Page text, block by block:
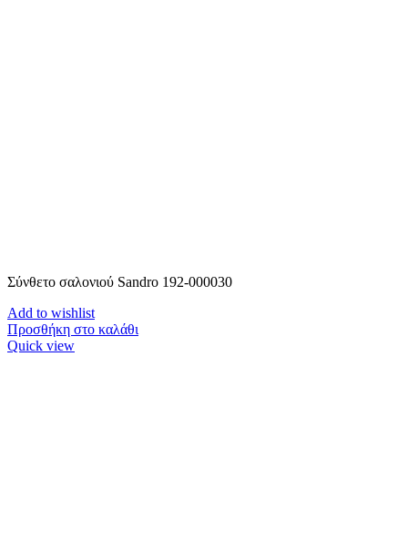
Σύνθετο σαλονιού Sandro 192-000030
Add to wishlist
Προσθήκη στο καλάθι
Quick view